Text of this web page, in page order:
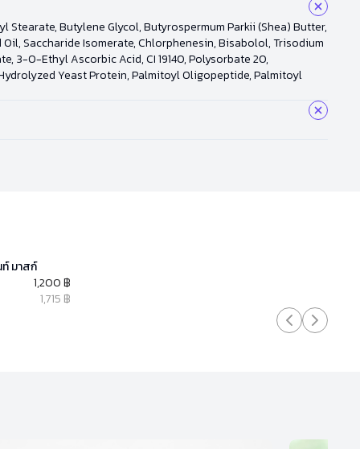
Butylene Glycol, Butyrospermum Parkii (Shea) Butter,
Saccharide Isomerate, Chlorphenesin, Bisabolol, Trisodium
3-O-Ethyl Ascorbic Acid, CI 19140, Polysorbate 20,
Yeast Protein, Palmitoyl Oligopeptide, Palmitoyl
มาสก์
1,200 ฿
1,715 ฿